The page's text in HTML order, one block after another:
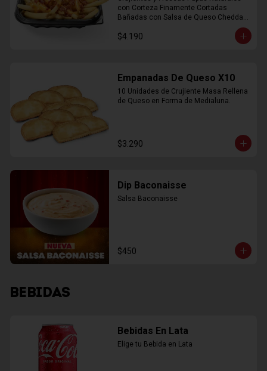
con Corteza Finamente Cortadas
Bañadas con Salsa de Queso Cheddar
$4.190
Empanadas De Queso X10
10 Unidades de Crujiente Masa Rellena
de Queso en Forma de Medialuna.
$3.290
Dip Baconaisse
Salsa Baconaisse
$450
BEBIDAS
Bebidas En Lata
Elige tu Bebida en Lata